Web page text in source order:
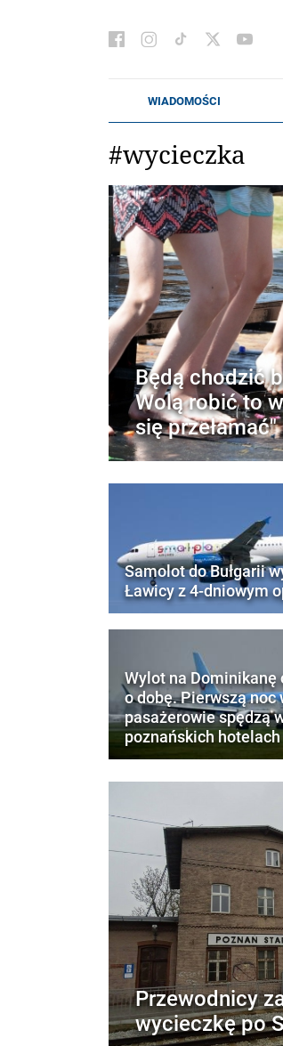
#wycieczka
Będą chodzić
Wolą robić to
się przełamać"
Samolot do Bułgarii
Ławicy z 4-dniowym
Wylot na Dominikanę
o dobę. Pierwszą noc
pasażerowie spędzą
poznańskich hotelach
Przewodnicy
wycieczkę po